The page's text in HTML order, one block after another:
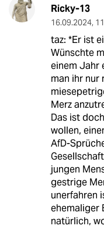
Ricky-13
16.09.2024,
taz: *Er ist
Wünschte
einem Jahr
man ihr nur
Merz
Das ist
wollen,
AfD-
jungen
gestrige
unerfahren
ehemaliger
natürlich,